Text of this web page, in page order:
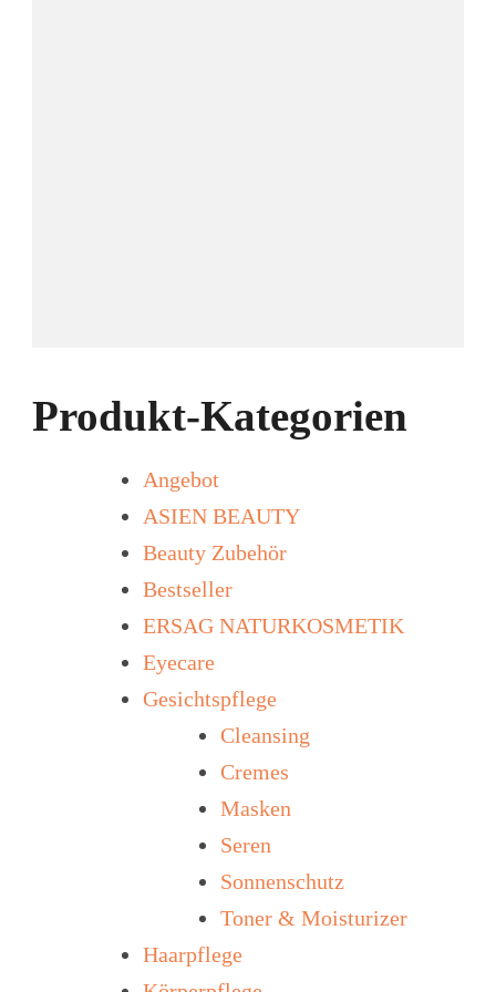
Produkt-Kategorien
Angebot
ASIEN BEAUTY
Beauty Zubehör
Bestseller
ERSAG NATURKOSMETIK
Eyecare
Gesichtspflege
Cleansing
Cremes
Masken
Seren
Sonnenschutz
Toner & Moisturizer
Haarpflege